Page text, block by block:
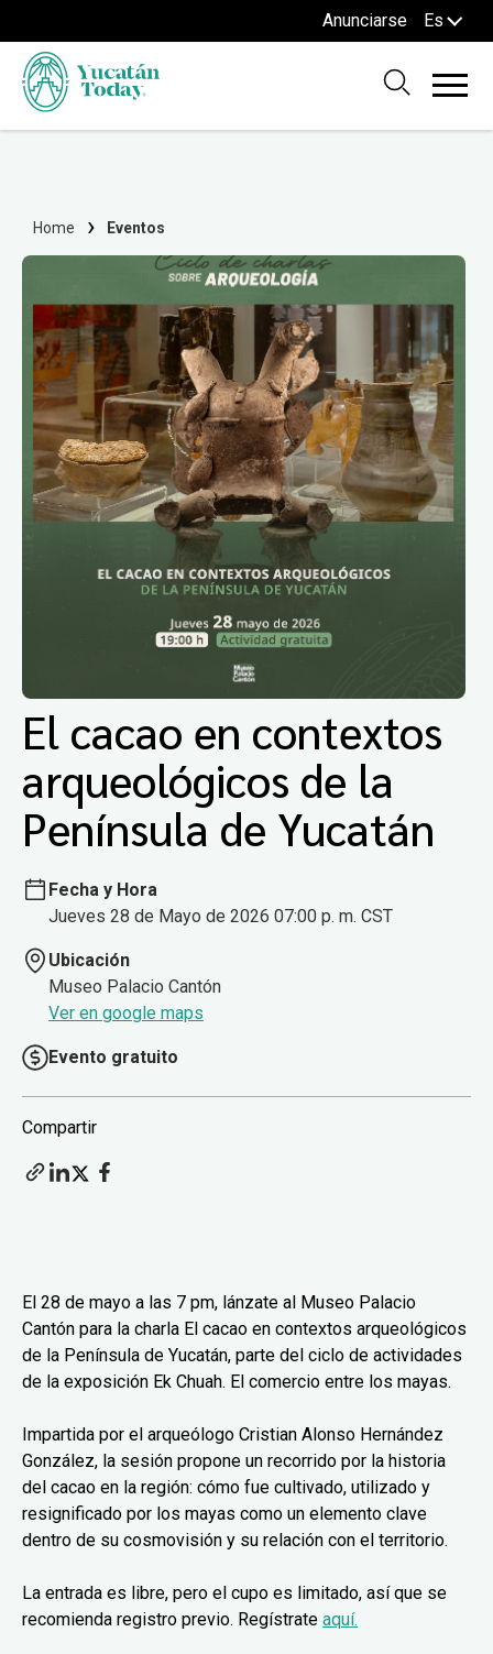
Anunciarse Es
Home Eventos
El cacao en contextos
arqueológicos de la
Península de Yucatán
Fecha y Hora
Jueves 28 de Mayo de 2026 07:00 p. m. CST
Ubicación
Museo Palacio Cantón
Ver en google maps
Evento gratuito
Compartir
El 28 de mayo a las 7 pm, lánzate al Museo Palacio
Cantón para la charla El cacao en contextos arqueológicos
de la Península de Yucatán, parte del ciclo de actividades
de la exposición Ek Chuah. El comercio entre los mayas.
Impartida por el arqueólogo Cristian Alonso Hernández
González, la sesión propone un recorrido por la historia
del cacao en la región: cómo fue cultivado, utilizado y
resignificado por los mayas como un elemento clave
dentro de su cosmovisión y su relación con el territorio.
La entrada es libre, pero el cupo es limitado, así que se
recomienda registro previo. Regístrate aquí.